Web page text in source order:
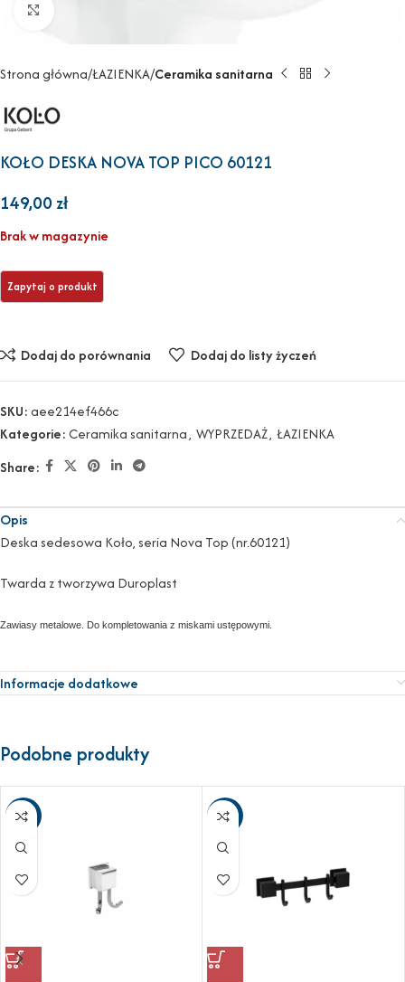
Strona główna ŁAZIENKA Ceramika sanitarna
KOŁO DESKA NOVA TOP PICO 60121
149,00zł
Brak w magazynie
Dodaj do porównania Dodaj do listy życzeń
SKU:aee214ef466c
Kategorie:Ceramika sanitarna, WYPRZEDAŻ, ŁAZIENKA
Share:
Opis
Deska sedesowa Koło, seria Nova Top (nr.60121)
Twarda z tworzywa Duroplast
Zawiasy metalowe. Do kompletowania z miskami ustępowymi.
Informacje dodatkowe
Podobne produkty
-25% -20%